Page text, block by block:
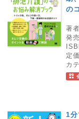
の
著
発
定
カ
1